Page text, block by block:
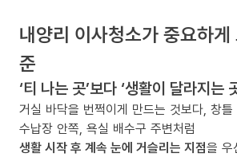
내양리 이사청소가 중요하게
준
‘티 나는 곳’보다 ‘생활이 달라지는
거실 바닥을 번쩍이게 만드는 것보다, 창
수납장 안쪽, 욕실 배수구 주변처럼
생활 시작 후 계속 눈에 거슬리는 지점을 우